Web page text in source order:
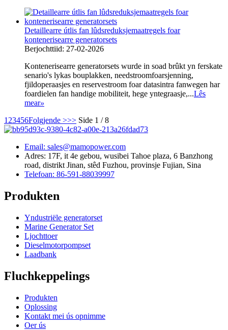
Detaillearre útlis fan lûdsreduksjemaatregels foar
kontenerisearre generatorsets
Berjochttiid: 27-02-2026
Kontenerisearre generatorsets wurde in soad brûkt yn ferskate
senario's lykas bouplakken, needstroomfoarsjenning,
fjildoperaasjes en reservestroom foar datasintra fanwegen har
foardielen fan handige mobiliteit, hege yntegraasje,...Lês
mear»
1 23456Folgjende >>> Side 1 / 8
Email: sales@mamopower.com
Adres: 17F, it 4e gebou, wusibei Tahoe plaza, 6 Banzhong
road, distrikt Jinan, stêd Fuzhou, provinsje Fujian, Sina
Telefoan: 86-591-88039997
Produkten
Yndustriële generatorset
Marine Generator Set
Ljochttoer
Dieselmotorpompset
Laadbank
Fluchkeppelings
Produkten
Oplossing
Kontakt mei ús opnimme
Oer ús